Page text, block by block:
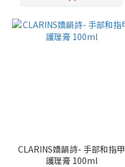
CLARINS嬌韻詩- 手部和指甲
護理膏 100ml